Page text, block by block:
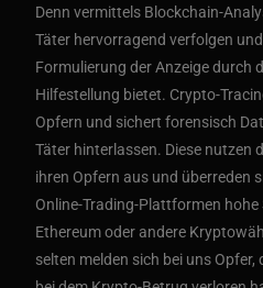
Denn vermittels Blockchain-
Täter hervorragend verfolgen
Formulierung der Anzeige durch
Hilfestellung bietet. Crypto-
Opfern und sichert forensisch
Täter hinterlassen. Diese nutzen
ihren Opfern aus und überreden
Online-Trading-Plattformen hohe
Ethereum oder andere
selten melden sich bei uns